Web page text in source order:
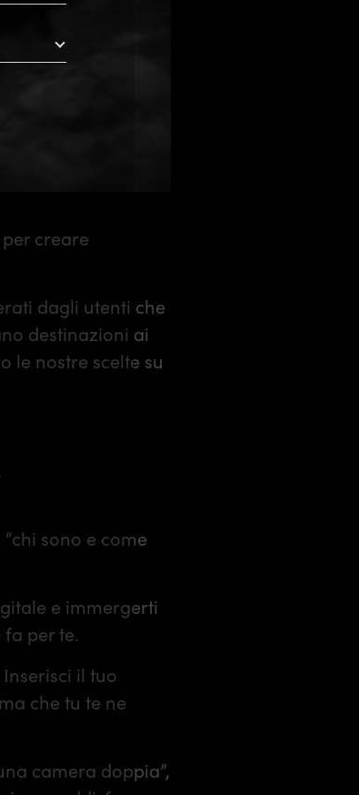
creare
dagli utenti che
destinazioni ai
le nostre scelte su
sono e come
e immergerti
per te.
il tuo
che tu te ne
camera doppia”,